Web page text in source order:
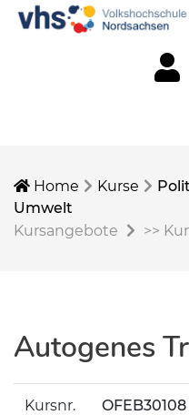
Home Kurse
Umwelt
Kursangebote
>>
Autogenes
Kursnr. OFEB30108